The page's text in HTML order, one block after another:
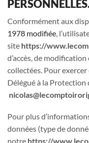
Conformément aux
1978 modifiée,
site https://
d’accès, de
collectées. Pour
Délégué à la Protection
Pour plus
données (type de
notre https://